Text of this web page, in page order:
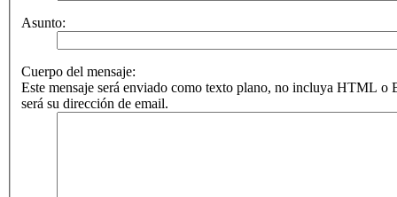
Asunto:
Cuerpo del mensaje:
Este mensaje será enviado como texto plano, no incluya HTML o
será su dirección de email.